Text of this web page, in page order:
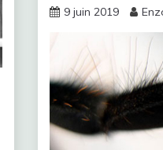
9 juin 2019